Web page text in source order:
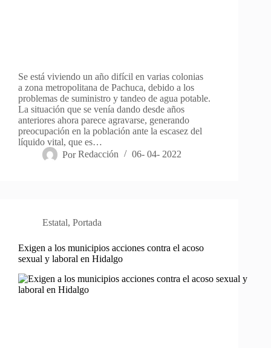
Se está viviendo un año difícil en varias colonias
a zona metropolitana de Pachuca, debido a los
problemas de suministro y tandeo de agua potable.
La situación que se venía dando desde años
anteriores ahora parece agravarse, generando
preocupación en la población ante la escasez del
líquido vital, que es…
Por Redacción 06- 04- 2022
Estatal, Portada
Exigen a los municipios acciones contra el acoso
sexual y laboral en Hidalgo